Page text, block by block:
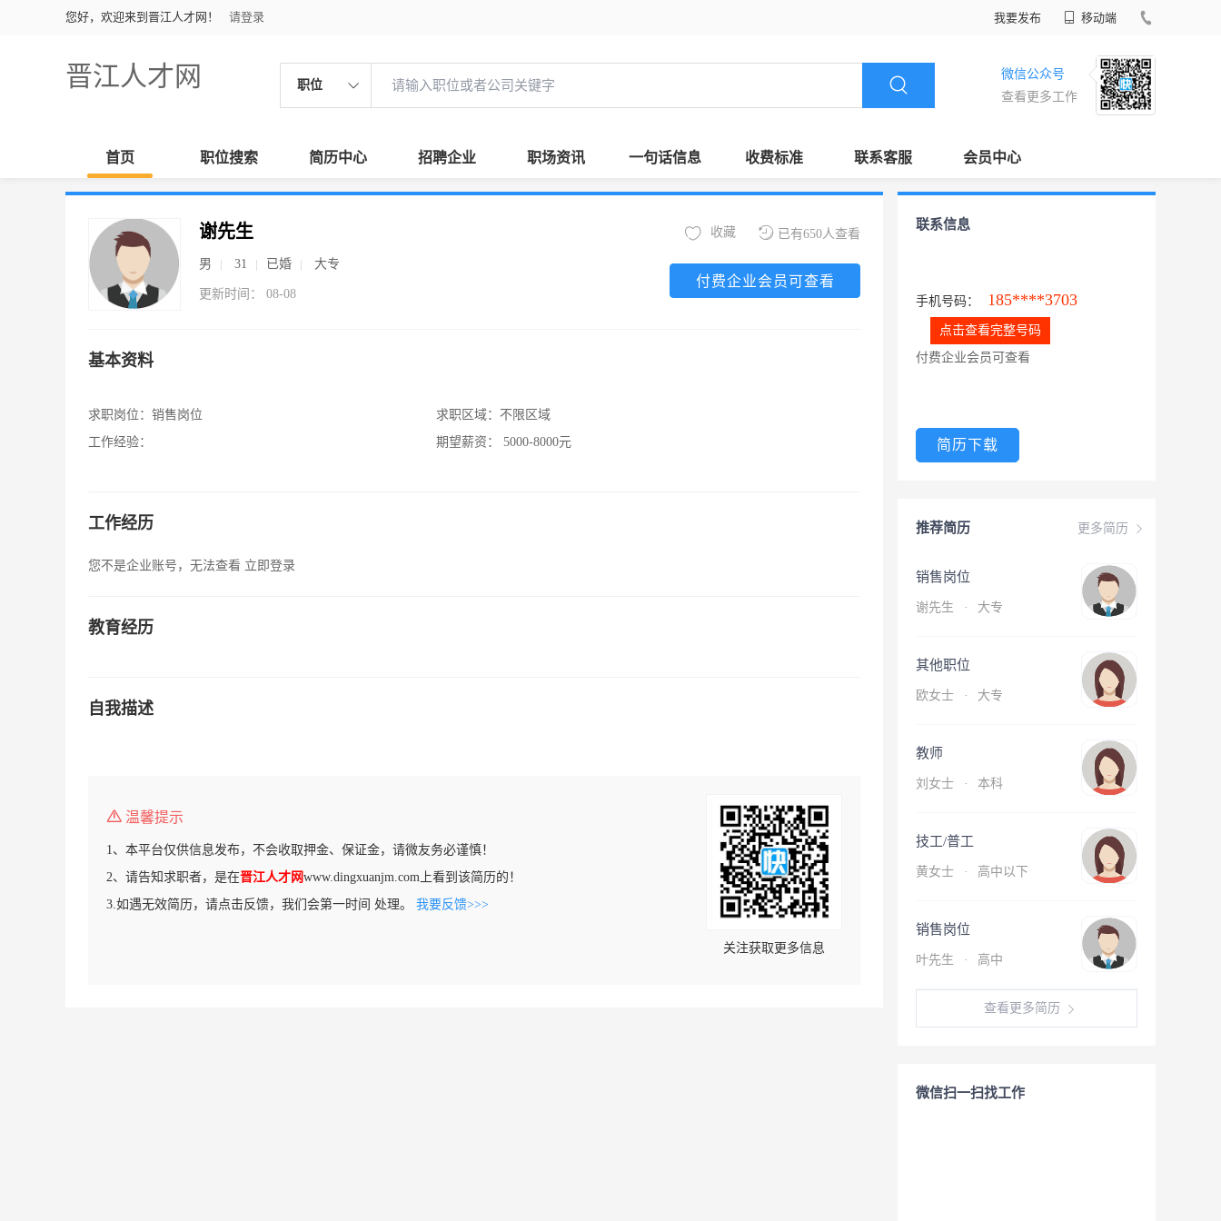
您好，欢迎来到晋江人才网！ 请登录 我要发布 移动端
晋江人才网 职位
微信公众号
查看更多工作
首页 职位搜索 简历中心 招聘企业 职场资讯 一句话信息 收费标准 联系客服 会员中心
谢先生
男 31 已婚 大专
更新时间： 08-08
已有650人查看
收藏
付费企业会员可查看
基本资料
求职岗位： 销售岗位
工作经验：
求职区域： 不限区域
期望薪资：
5000-8000元
工作经历
您不是企业账号，无法查看 立即登录
教育经历
自我描述
温馨提示
1、本平台仅供信息发布，不会收取押金、保证金，请微友务必谨慎！
2、请告知求职者，是在晋江人才网www.dingxuanjm.com上看到该简历的！
3.如遇无效简历，请点击反馈，我们会第一时间 处理。 我要反馈>>>
关注获取更多信息
联系信息
手机号码： 185****3703
点击查看完整号码
付费企业会员可查看
简历下载
更多简历
推荐简历
销售岗位
谢先生 · 大专
其他职位
欧女士 · 大专
教师
刘女士 · 本科
技工/普工
黄女士 · 高中以下
销售岗位
叶先生 · 高中
查看更多简历
微信扫一扫找工作